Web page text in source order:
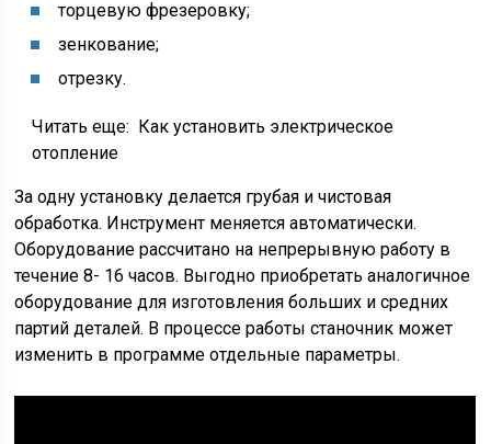
торцевую фрезеровку;
зенкование;
отрезку.
Читать еще: Как установить электрическое
отопление
За одну установку делается грубая и чистовая
обработка. Инструмент меняется автоматически.
Оборудование рассчитано на непрерывную работу в
течение 8- 16 часов. Выгодно приобретать аналогичное
оборудование для изготовления больших и средних
партий деталей. В процессе работы станочник может
изменить в программе отдельные параметры.